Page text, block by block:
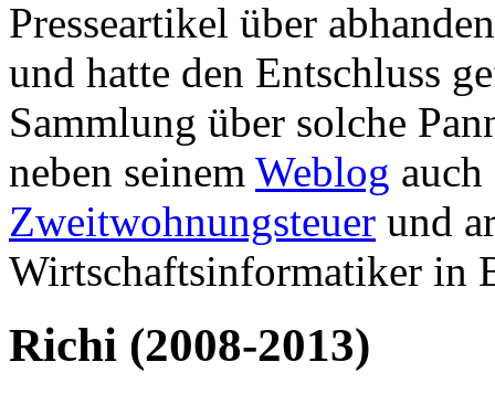
Presseartikel über
und hatte den Entschluss
Sammlung über solche
neben seinem Weblog
Zweitwohnungsteuer und
Wirtschaftsinformatiker in
Richi (2008-2013)